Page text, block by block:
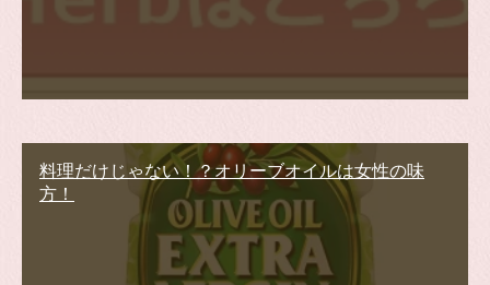
料理だけじゃない！？オリーブオイルは女性の味
方！